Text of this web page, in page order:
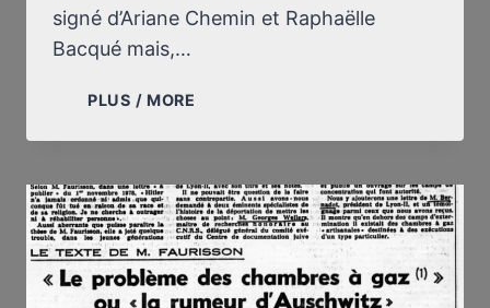
signé d’Ariane Chemin et Raphaëlle
Bacqué mais,…
PLUS / MORE
MES
SUR
L’ARTICLE
D’ARIANE
CHEMIN
(LE